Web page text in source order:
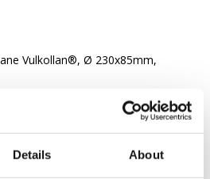
Details About
Vulkollan®, Ø 230x85mm,